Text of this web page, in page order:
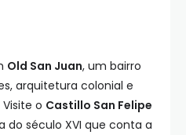
Old San Juan, um bairro
arquitetura colonial e
o Castillo San Felipe
do século XVI que conta a